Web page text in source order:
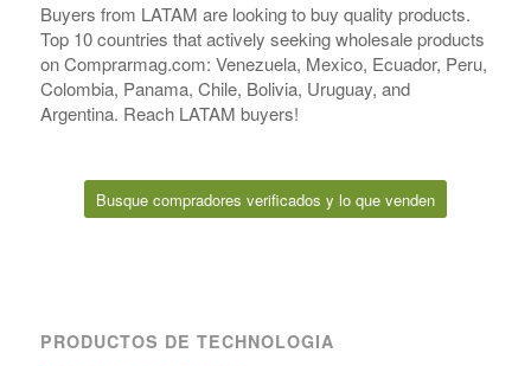
Buyers from LATAM are looking to buy quality products.
Top 10 countries that actively seeking wholesale products
on Comprarmag.com: Venezuela, Mexico, Ecuador, Peru,
Colombia, Panama, Chile, Bolivia, Uruguay, and
Argentina. Reach LATAM buyers!
Busque compradores verificados y lo que venden
PRODUCTOS DE TECHNOLOGIA